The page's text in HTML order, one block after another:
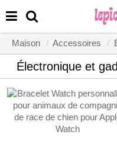
Maison Accessoires
Électronique et